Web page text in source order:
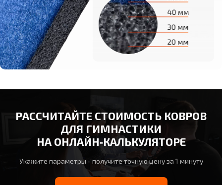
РАССЧИТАЙТЕ СТОИМОСТЬ КОВРОВ
ДЛЯ ГИМНАСТИКИ
НА ОНЛАЙН‑КАЛЬКУЛЯТОРЕ
Укажите параметры - получите точную цену за 1 минуту